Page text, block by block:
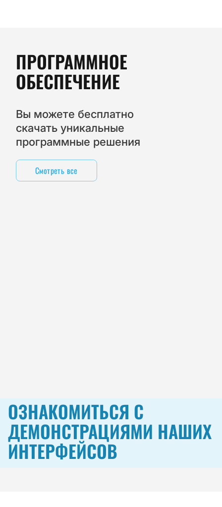
ПРОГРАММНОЕ
ОБЕСПЕЧЕНИЕ
Вы можете бесплатно
скачать уникальные
программные решения
Смотреть все
ОЗНАКОМИТЬСЯ С
ДЕМОНСТРАЦИЯМИ НАШИХ
ИНТЕРФЕЙСОВ